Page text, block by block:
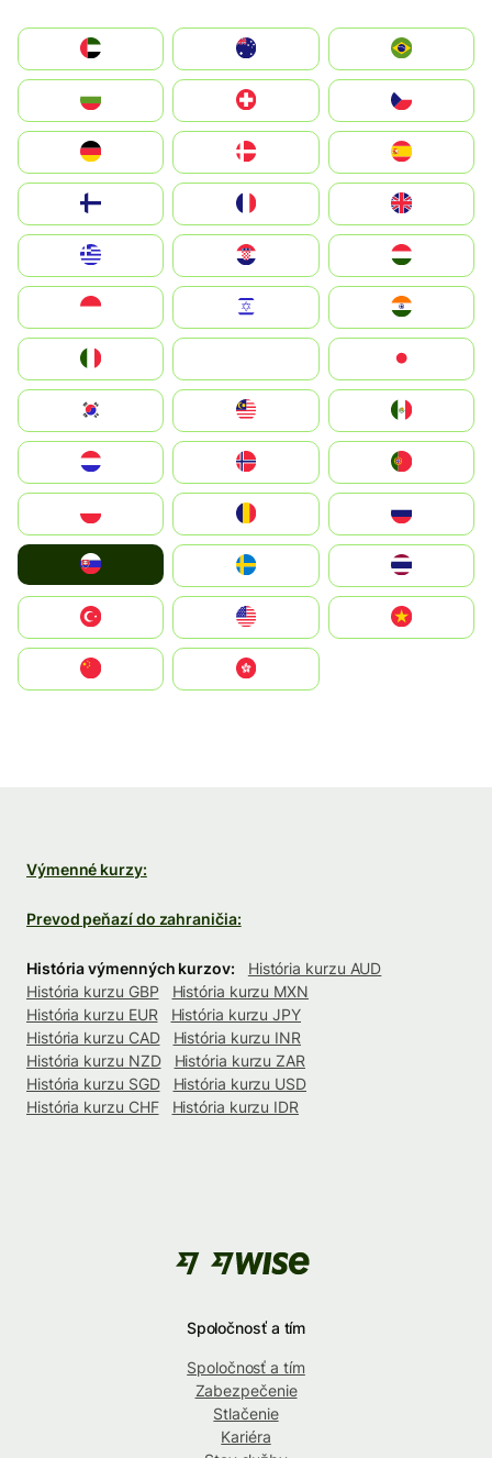
الإمارات العربية المتحدة
Switzerland
Deutschland
United Kingdom
Magyarország
South Korea
United States
中國香港特別行政區
Výmenné kurzy:
Prevod peňazí do zahraničia:
História výmenných kurzov:
História kurzu AUD
História kurzu GBP
História kurzu MXN
História kurzu EUR
História kurzu JPY
História kurzu CAD
História kurzu INR
História kurzu NZD
História kurzu ZAR
História kurzu SGD
História kurzu USD
História kurzu CHF
História kurzu IDR
Spoločnosť a tím
Spoločnosť a tím
Zabezpečenie
Stlačenie
Kariéra